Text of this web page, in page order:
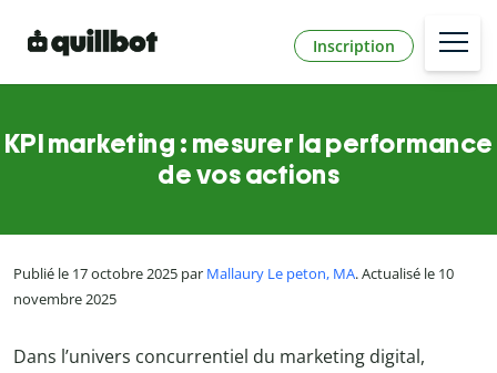
Inscription
KPI marketing : mesurer la performance
de vos actions
Publié le 17 octobre 2025 par Mallaury Le peton, MA. Actualisé le 10
novembre 2025
Dans l’univers concurrentiel du marketing digital,